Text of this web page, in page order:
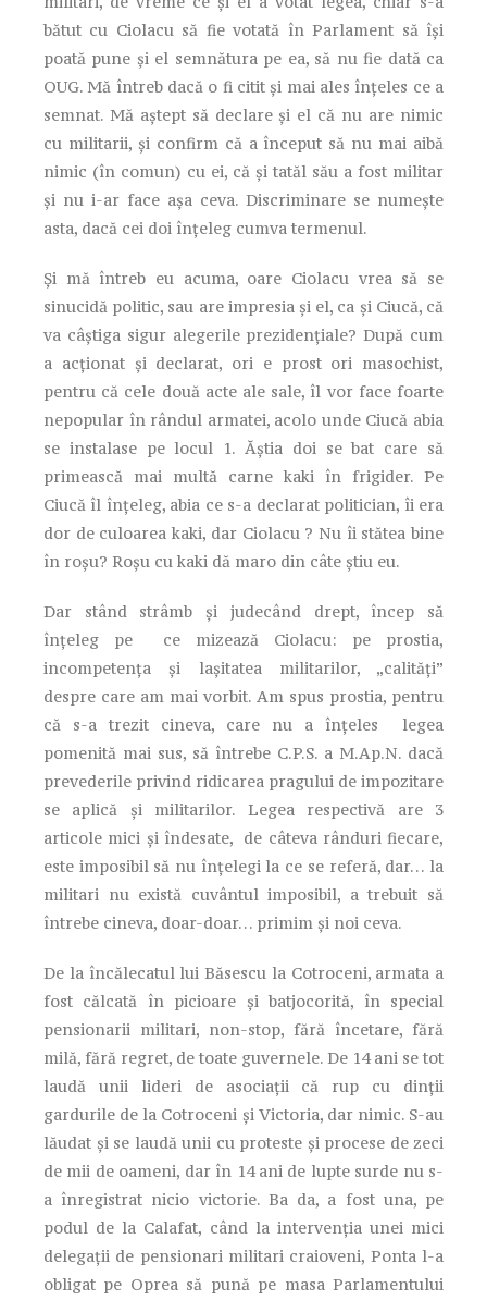
bătut cu Ciolacu să fie votată în Parlament să își
poată pune și el semnătura pe ea, să nu fie dată ca
OUG. Mă întreb dacă o fi citit și mai ales înțeles ce a
semnat. Mă aștept să declare și el că nu are nimic
cu militarii, și confirm că a început să nu mai aibă
nimic (în comun) cu ei, că și tatăl său a fost militar
și nu i-ar face așa ceva. Discriminare se numește
asta, dacă cei doi înțeleg cumva termenul.
Și mă întreb eu acuma, oare Ciolacu vrea să se
sinucidă politic, sau are impresia și el, ca și Ciucă, că
va câștiga sigur alegerile prezidențiale? După cum
a acționat și declarat, ori e prost ori masochist,
pentru că cele două acte ale sale, îl vor face foarte
nepopular în rândul armatei, acolo unde Ciucă abia
se instalase pe locul 1. Ăștia doi se bat care să
primească mai multă carne kaki în frigider. Pe
Ciucă îl înțeleg, abia ce s-a declarat politician, îi era
dor de culoarea kaki, dar Ciolacu ? Nu îi stătea bine
în roșu? Roșu cu kaki dă maro din câte știu eu.
Dar stând strâmb și judecând drept, încep să
înțeleg pe ce mizează Ciolacu: pe prostia,
incompetența și lașitatea militarilor, „calități”
despre care am mai vorbit. Am spus prostia, pentru
că s-a trezit cineva, care nu a înțeles legea
pomenită mai sus, să întrebe C.P.S. a M.Ap.N. dacă
prevederile privind ridicarea pragului de impozitare
se aplică și militarilor. Legea respectivă are 3
articole mici și îndesate, de câteva rânduri fiecare,
este imposibil să nu înțelegi la ce se referă, dar… la
militari nu există cuvântul imposibil, a trebuit să
întrebe cineva, doar-doar… primim și noi ceva.
De la încălecatul lui Băsescu la Cotroceni, armata a
fost călcată în picioare și batjocorită, în special
pensionarii militari, non-stop, fără încetare, fără
milă, fără regret, de toate guvernele. De 14 ani se tot
laudă unii lideri de asociații că rup cu dinții
gardurile de la Cotroceni și Victoria, dar nimic. S-au
lăudat și se laudă unii cu proteste și procese de zeci
de mii de oameni, dar în 14 ani de lupte surde nu s-
a înregistrat nicio victorie. Ba da, a fost una, pe
podul de la Calafat, când la intervenția unei mici
delegații de pensionari militari craioveni, Ponta l-a
obligat pe Oprea să pună pe masa Parlamentului